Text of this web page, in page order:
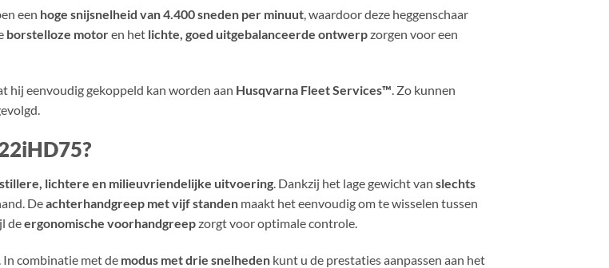
een hoge snijsnelheid van 4.400 sneden per minuut , waardoor deze heggenschaar
borstelloze motoren het lichte, goed uitgebalanceerde ontwerpzorgen voor een
hij eenvoudig gekoppeld kan worden aan Husqvarna Fleet Services™. Zo kunnen
lichtere en milieuvriendelijke uitvoering. Dankzij het lage gewicht van slechts
Deachterhandgreep met vijf standen maakt het eenvoudig om te wisselen tussen
deergonomische voorhandgreepzorgt voor optimale controle.
combinatie met de modus met drie snelheden kunt u de prestaties aanpassen aan het